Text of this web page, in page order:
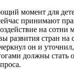
момент для
принимают
на
развития стран на
он и
должны стать